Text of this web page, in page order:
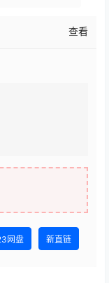
查看
网盘 新直链